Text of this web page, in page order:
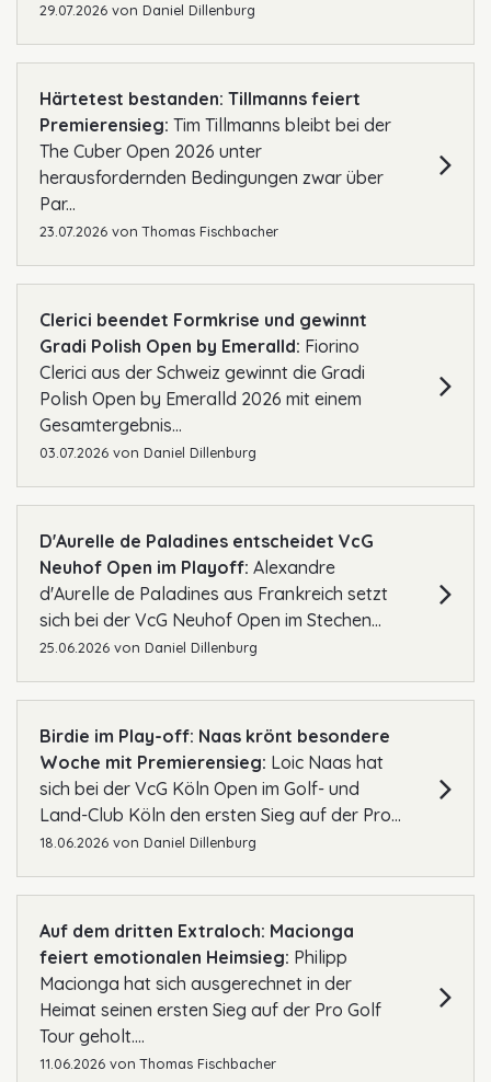
29.07.2026 von Daniel Dillenburg
Härtetest bestanden: Tillmanns feiert
Premierensieg: Tim Tillmanns bleibt bei der
The Cuber Open 2026 unter
herausfordernden Bedingungen zwar über
Par...
23.07.2026 vonThomas Fischbacher
Clerici beendet Formkrise und gewinnt
Gradi Polish Open by Emeralld: Fiorino
Clerici aus der Schweiz gewinnt die Gradi
Polish Open by Emeralld 2026 mit einem
Gesamtergebnis...
03.07.2026 von Daniel Dillenburg
D'Aurelle de Paladines entscheidet VcG
Neuhof Open im Playoff: Alexandre
d'Aurelle de Paladines aus Frankreich setzt
sich bei der VcG Neuhof Open im Stechen...
25.06.2026 von Daniel Dillenburg
Birdie im Play-off: Naas krönt besondere
Woche mit Premierensieg: Loic Naas hat
sich bei der VcG Köln Open im Golf- und
Land-Club Köln den ersten Sieg auf der Pro...
18.06.2026 von Daniel Dillenburg
Auf dem dritten Extraloch: Macionga
feiert emotionalen Heimsieg: Philipp
Macionga hat sich ausgerechnet in der
Heimat seinen ersten Sieg auf der Pro Golf
Tour geholt....
11.06.2026 vonThomas Fischbacher